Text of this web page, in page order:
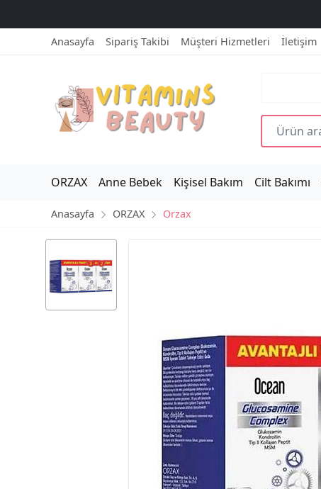
Anasayfa Sipariş Takibi Müşteri Hizmetleri İletişim
ORZAX Anne Bebek Kişisel Bakım Cilt Bakımı
Anasayfa ORZAX Orzax